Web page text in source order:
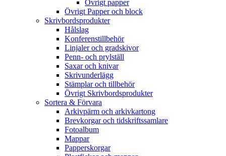
Övrigt papper
Övrigt Papper och block
Skrivbordsprodukter
Hålslag
Konferenstillbehör
Linjaler och gradskivor
Penn- och prylställ
Saxar och knivar
Skrivunderlägg
Stämplar och tillbehör
Övrigt Skrivbordsprodukter
Sortera & Förvara
Arkivpärm och arkivkartong
Brevkorgar och tidskriftssamlare
Fotoalbum
Mappar
Papperskorgar